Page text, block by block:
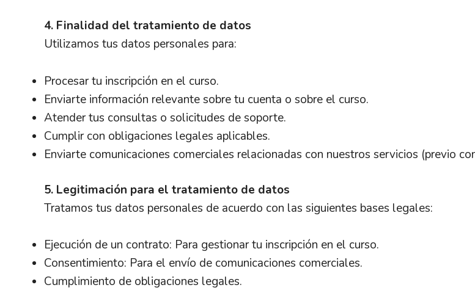
4. Finalidad del tratamiento de datos
Utilizamos tus datos personales para:
Procesar tu inscripción en el curso.
Enviarte información relevante sobre tu cuenta o sobre el curso.
Atender tus consultas o solicitudes de soporte.
Cumplir con obligaciones legales aplicables.
Enviarte comunicaciones comerciales relacionadas con nuestros servicios (previo
5. Legitimación para el tratamiento de datos
Tratamos tus datos personales de acuerdo con las siguientes bases legales:
Ejecución de un contrato: Para gestionar tu inscripción en el curso.
Consentimiento: Para el envío de comunicaciones comerciales.
Cumplimiento de obligaciones legales.